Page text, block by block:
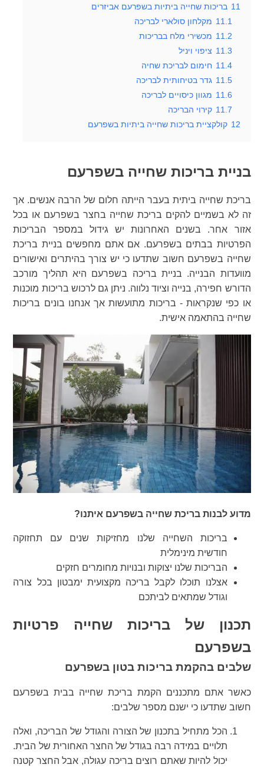
11 בריכות שחייה ביתיות בשפרעם אביזרים
11.1 מקלחון סולארי לבריכה
11.2 מכשירי מלח בבריכות
11.3 ציפוי ויניל
11.4 חימום לבריכת שחיה
11.5 גדר בטיחותית לבריכה
11.6 מגוון כיסויים לבריכה
11.7 קירוי הבריכה
12 קולקציית בריכות שחייה ביתיות בשפרעם
בניית בריכות שחייה בשפרעם
בריכת שחייה ביתית בעבר הייתה חלום של הרבה אנשים. אך
זה לא בשמיים להקים בריכת שחייה בחצר בשפרעם או בכל
אזור אחר. בשנים האחרונות יש גידול במספר הבריכות
הפרטיות בבתים בשפרעם. אם אתם מחפשים בניית בריכת
שחייה בשפרעם חשוב שתדעו כי יש צורך בהיתרים ואישורים
מוועדות הבנייה. בניית בריכה בשפרעם היא תהליך מורכב
הדורש חפירה, בנייה וציוד נלווה. ניתן גם לרכוש בריכות מוכנות
או כפי שנקראות - בריכות מתועשות אך אנחנו בונים בריכות
שחייה בהתאמה אישית.
מדוע לבנות בריכת שחייה בשפרעם איתנו?
בריכות השחייה שלנו מחזיקות שנים עם תחזוקה
חודשית מינימלית
הבריכות שלנו יצוקות ובנויות מחומרים חזקים
אצלנו תוכלו לקבל בריכה מקצועית ימבטון בכל צורה
וגודל שמתאים לביתכם
תכנון של בריכות שחייה פרטיות
בשפרעם
שלבים בהקמת בריכות בטון בשפרעם
כאשר אתם מתכננים הקמת בריכת שחייה בבית בשפרעם
חשוב שתדעו כי ישנם מספר שלבים:
הכל מתחיל בתכנון של הצורה והגודל של הבריכה, ואלה
תלויים במידה רבה בגודל של החצר האחורית של הבית.
יכול להיות שאתם רוצים בריכה עגולה, אבל החצר קטנה